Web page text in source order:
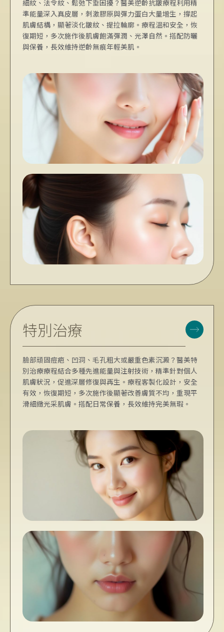
細紋、法令紋、鬆弛下垂困擾？醫美逆齡抗皺療程利用精
準能量深入真皮層，刺激膠原與彈力蛋白大量增生，撐起
肌膚結構，顯著淡化皺紋、提拉輪廓。療程溫和安全，恢
復期短，多次施作後肌膚飽滿彈潤、光澤自然。搭配防曬
與保養，長效維持逆齡無痕年輕美肌。
特別治療
臉部頑固痘疤、凹洞、毛孔粗大或嚴重色素沉澱？醫美特
別治療療程結合多種先進能量與注射技術，精準針對個人
肌膚狀況，促進深層修復與再生。療程客製化設計，安全
有效，恢復期短，多次施作後顯著改善膚質不均，重現平
滑細緻光采肌膚。搭配日常保養，長效維持完美無瑕。